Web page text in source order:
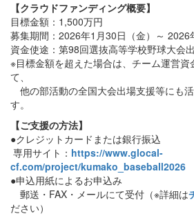
【クラウドファンディング概要】
目標金額：1,500万円
募集期間：2026年1月30日（金）～ 2026
資金使途：第98回選抜高等学校野球大会
※目標金額を超えた場合は、チーム運営資
て、
他の部活動の全国大会出場支援等にも
す。
【ご支援の方法】
●クレジットカードまたは銀行振込
専用サイト： https://www.glocal-
cf.com/project/kumako_baseball2026
●申込用紙によるお申込み
郵送・FAX・メールにて受付（※詳細は
ださい）